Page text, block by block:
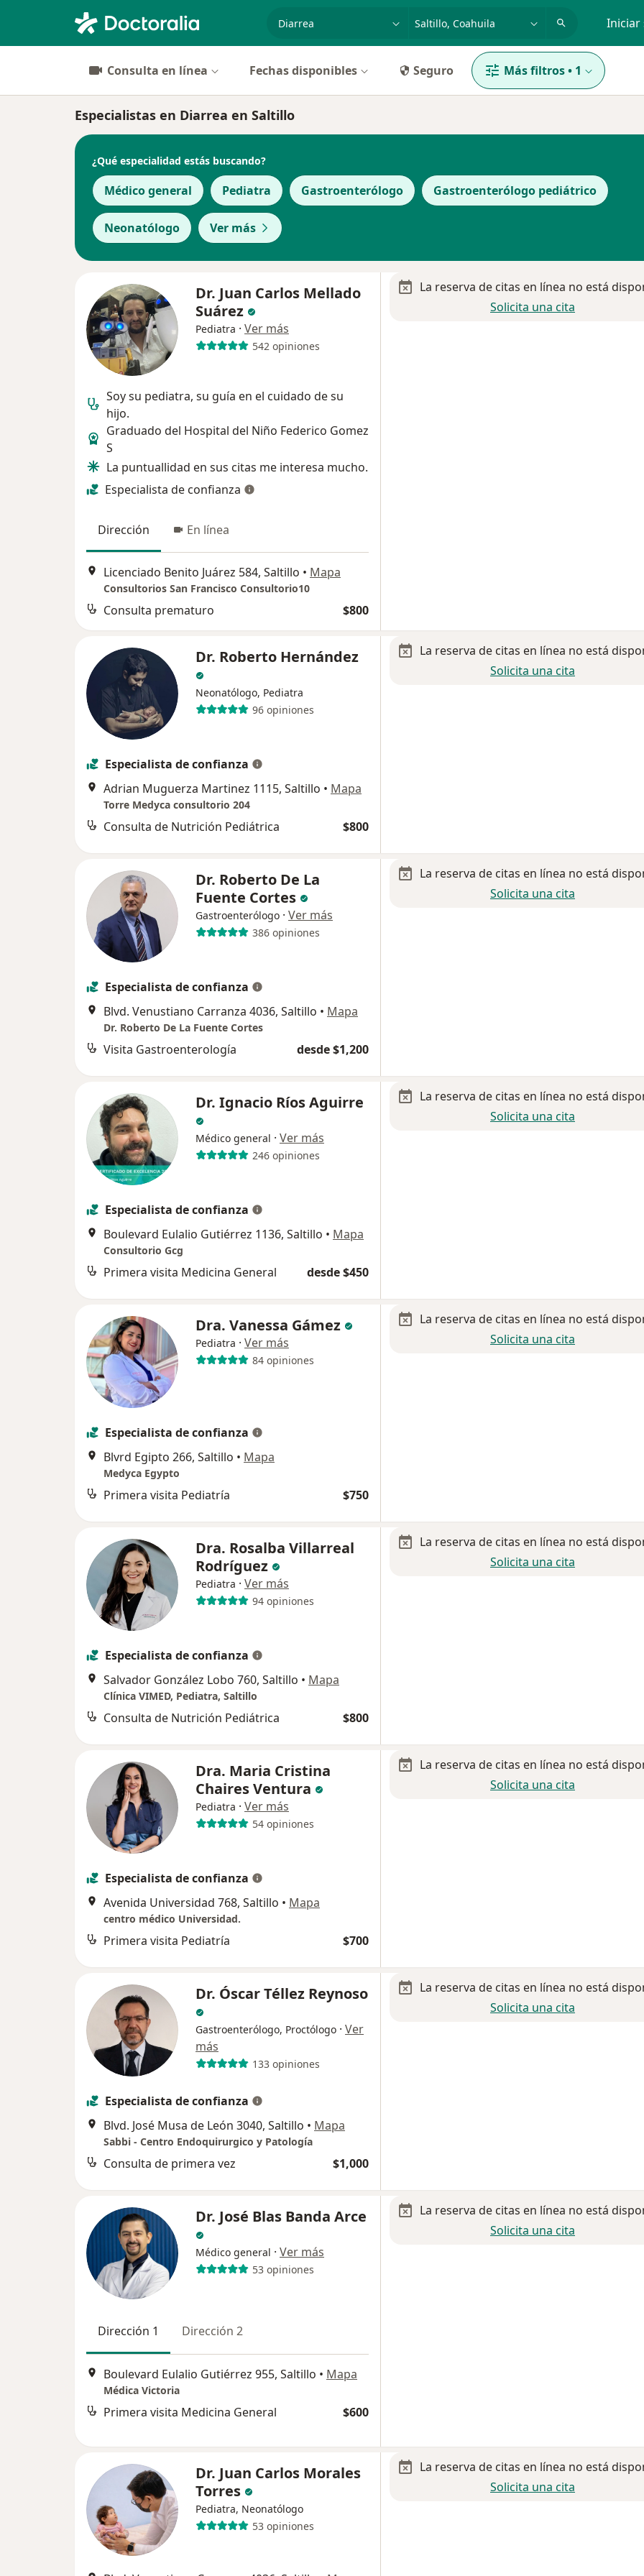
Iniciar
Consulta en línea Fechas disponibles Seguro Más filtros• 1
Especialistas en Diarrea en Saltillo
¿Qué especialidad estás buscando?
Médico general Pediatra Gastroenterólogo Gastroenterólogo pediátrico
Neonatólogo Ver más
Dr. Juan Carlos Mellado
Suárez
Pediatra · Ver más
542 opiniones
Soy su pediatra, su guía en el cuidado de su
hijo.
Graduado del Hospital del Niño Federico Gomez
S
La puntuallidad en sus citas me interesa mucho.
Especialista de confianza
Dirección En línea
Licenciado Benito Juárez 584, Saltillo • Mapa
Consultorios San Francisco Consultorio10
Consulta prematuro $800
La reserva de citas en línea no está
Solicita una cita
Dr. Roberto Hernández
Neonatólogo, Pediatra
96 opiniones
Especialista de confianza
Adrian Muguerza Martinez 1115, Saltillo • Mapa
Torre Medyca consultorio 204
Consulta de Nutrición Pediátrica $800
La reserva de citas en línea no está
Solicita una cita
Dr. Roberto De La
Fuente Cortes
Gastroenterólogo · Ver más
386 opiniones
Especialista de confianza
Blvd. Venustiano Carranza 4036, Saltillo • Mapa
Dr. Roberto De La Fuente Cortes
Visita Gastroenterología desde $1,200
La reserva de citas en línea no está
Solicita una cita
Dr. Ignacio Ríos Aguirre
Médico general · Ver más
246 opiniones
Especialista de confianza
Boulevard Eulalio Gutiérrez 1136, Saltillo • Mapa
Consultorio Gcg
Primera visita Medicina General desde $450
La reserva de citas en línea no está
Solicita una cita
Dra. Vanessa Gámez
Pediatra · Ver más
84 opiniones
Especialista de confianza
Blvrd Egipto 266, Saltillo • Mapa
Medyca Egypto
Primera visita Pediatría $750
La reserva de citas en línea no está
Solicita una cita
Dra. Rosalba Villarreal
Rodríguez
Pediatra · Ver más
94 opiniones
Especialista de confianza
Salvador González Lobo 760, Saltillo • Mapa
Clínica VIMED, Pediatra, Saltillo
Consulta de Nutrición Pediátrica $800
La reserva de citas en línea no está
Solicita una cita
Dra. Maria Cristina
Chaires Ventura
Pediatra · Ver más
54 opiniones
Especialista de confianza
Avenida Universidad 768, Saltillo • Mapa
centro médico Universidad.
Primera visita Pediatría $700
La reserva de citas en línea no está
Solicita una cita
Dr. Óscar Téllez Reynoso
Gastroenterólogo, Proctólogo · Ver
más
133 opiniones
Especialista de confianza
Blvd. José Musa de León 3040, Saltillo • Mapa
Sabbi - Centro Endoquirurgico y Patología
Consulta de primera vez $1,000
La reserva de citas en línea no está
Solicita una cita
Dr. José Blas Banda Arce
Médico general · Ver más
53 opiniones
Dirección 1 Dirección 2
Boulevard Eulalio Gutiérrez 955, Saltillo • Mapa
Médica Victoria
Primera visita Medicina General $600
La reserva de citas en línea no está
Solicita una cita
Dr. Juan Carlos Morales
Torres
Pediatra, Neonatólogo
53 opiniones
La reserva de citas en línea no está
Solicita una cita